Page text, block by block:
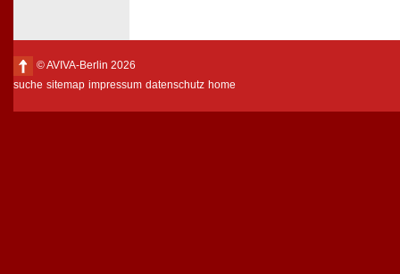
© AVIVA-Berlin 2026
suche sitemap impressum datenschutz home